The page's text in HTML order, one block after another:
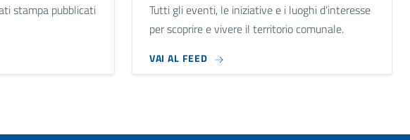
stampa pubblicati
Tutti gli eventi, le iniziative e i luoghi d’interesse
per scoprire e vivere il territorio comunale.
VAI AL FEED